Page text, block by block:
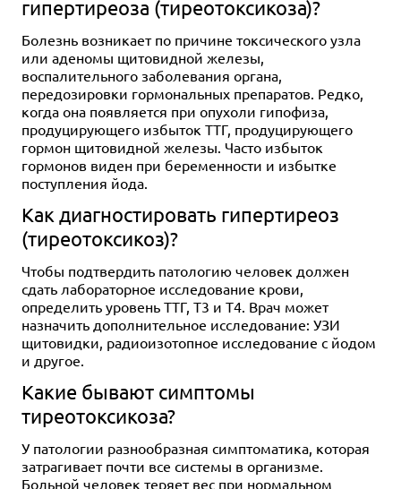
гипертиреоза (тиреотоксикоза)?
Болезнь возникает по причине токсического узла
или аденомы щитовидной железы,
воспалительного заболевания органа,
передозировки гормональных препаратов. Редко,
когда она появляется при опухоли гипофиза,
продуцирующего избыток ТТГ, продуцирующего
гормон щитовидной железы. Часто избыток
гормонов виден при беременности и избытке
поступления йода.
Как диагностировать гипертиреоз
(тиреотоксикоз)?
Чтобы подтвердить патологию человек должен
сдать лабораторное исследование крови,
определить уровень ТТГ, Т3 и Т4. Врач может
назначить дополнительное исследование: УЗИ
щитовидки, радиоизотопное исследование с йодом
и другое.
Какие бывают симптомы
тиреотоксикоза?
У патологии разнообразная симптоматика, которая
затрагивает почти все системы в организме.
Больной человек теряет вес при нормальном